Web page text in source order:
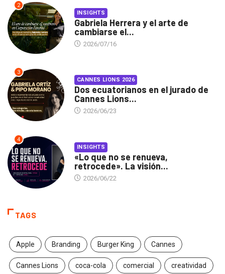
2
INSIGHTS
Gabriela Herrera y el arte de
cambiarse el...
2026/07/16
3
CANNES LIONS 2026
Dos ecuatorianos en el jurado de
Cannes Lions...
2026/06/23
4
INSIGHTS
«Lo que no se renueva,
retrocede». La visión...
2026/06/22
TAGS
Apple Branding Burger King Cannes
Cannes Lions coca-cola comercial creatividad